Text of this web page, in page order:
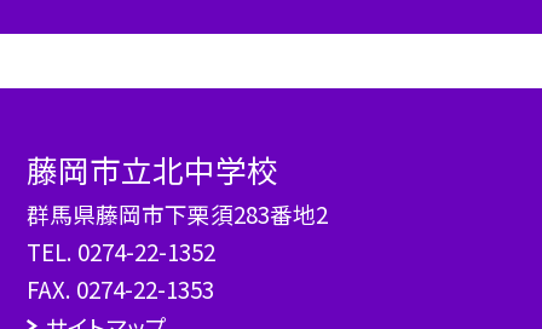
藤岡市立北中学校
群馬県藤岡市下栗須283番地2
TEL. 0274-22-1352
FAX. 0274-22-1353